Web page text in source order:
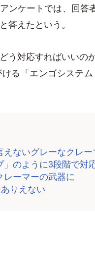
ンケートでは、回
答えたという。
う対応すればいいの
る「エンゴシステ
ないグレーなクレー
のように3段階で対
ーマーの武器に
りえない